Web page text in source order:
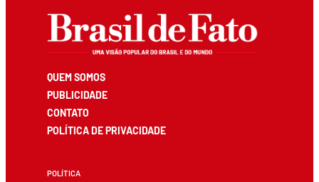
QUEM SOMOS
PUBLICIDADE
CONTATO
POLÍTICA DE PRIVACIDADE
POLÍTICA